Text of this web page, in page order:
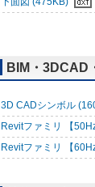
BIM・3DCAD
3D CADシンボル
Revitファミリ 【
Revitファミリ 【